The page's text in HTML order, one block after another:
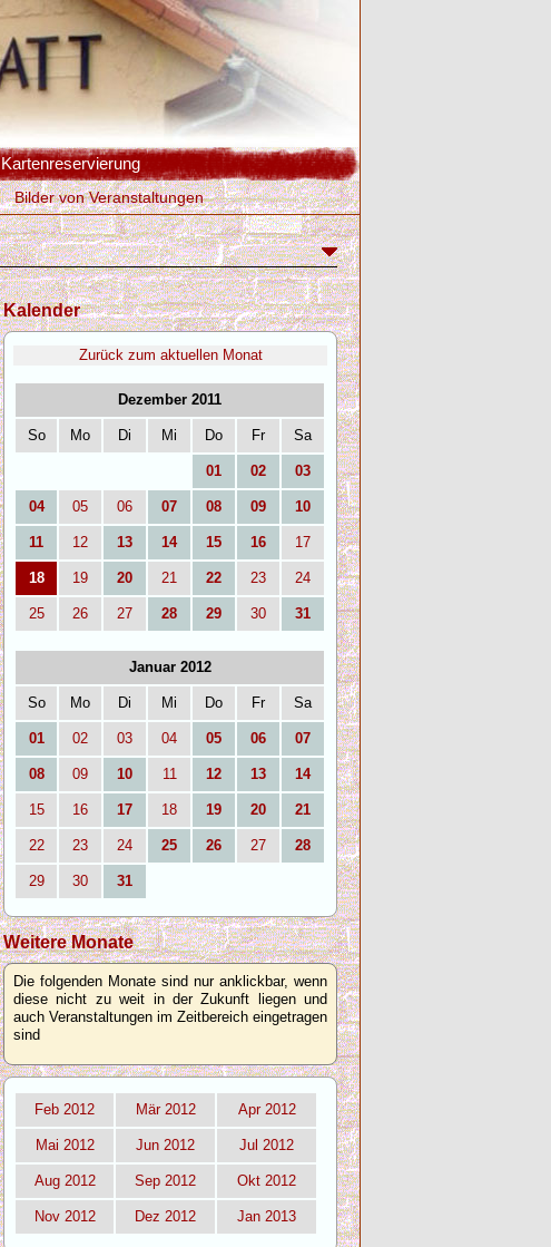
Kartenreservierung
Bilder von Veranstaltungen
Kalender
Zurück zum aktuellen Monat
Dezember 2011
So Mo Di Mi Do Fr Sa
01 02 03
04 05 06 07 08 09 10
11 12 13 14 15 16 17
18 19 20 21 22 23 24
25 26 27 28 29 30 31
Januar 2012
So Mo Di Mi Do Fr Sa
01 02 03 04 05 06 07
08 09 10 11 12 13 14
15 16 17 18 19 20 21
22 23 24 25 26 27 28
29 30 31
Weitere Monate
Die folgenden Monate sind nur anklickbar, wenn
diese nicht zu weit in der Zukunft liegen und
auch Veranstaltungen im Zeitbereich eingetragen
sind
Feb 2012 Mär 2012 Apr 2012
Mai 2012 Jun 2012 Jul 2012
Aug 2012 Sep 2012 Okt 2012
Nov 2012 Dez 2012 Jan 2013